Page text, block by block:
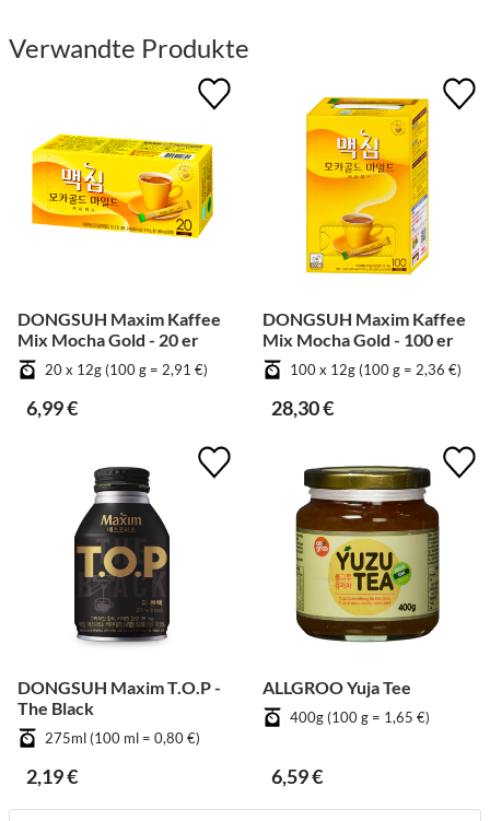
Verwandte Produkte
DONGSUH Maxim Kaffee
Mix Mocha Gold - 20 er
20 x 12g (100 g = 2,91 €)
6,99 €
DONGSUH Maxim Kaffee
Mix Mocha Gold - 100 er
100 x 12g (100 g = 2,36 €)
28,30 €
DONGSUH Maxim T.O.P -
The Black
275ml (100 ml = 0,80 €)
2,19 €
ALLGROO Yuja Tee
400g (100 g = 1,65 €)
6,59 €